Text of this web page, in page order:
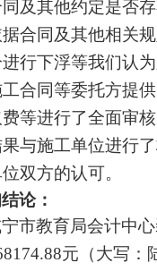
及其他约定是否
合同及其他相关
行下浮等我们认
合同等委托方提
等进行了全面审
与施工单位进行
双方的认可。
论：
市教育局会计中
元（大写：